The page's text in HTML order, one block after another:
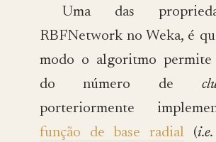
Uma das
RBFNetwork no Weka, é
modo o algoritmo permite
do número de
porteriormente
função de base radial (i.e.